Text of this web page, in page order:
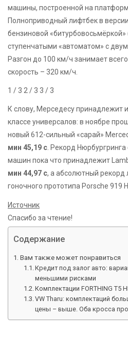
машины, построенной на
Полноприводный лифтбек в
бензиновой «битурбовосьмёркой»
ступенчатыми «автоматом» с
Разгон до 100 км/ч занимает
скорость – 320 км/ч.
1 / 3 2/ 3 3 / 3
К слову, Мерседесу принадлежит
классе универсалов: в ноябре
новый 612-сильный «сарай»
мин 45,19 с. Рекорд
машин пока что принадлежит
мин 44,97 с, а абсолютный рекорд
гоночного прототипа Porsche 919
Источник
Спасибо за чтение!
Содержание
Вам также может понравиться
Кредит под залог авто:
меньшими рисками
Комплектации FORTHING T5
VW Tharu: комплектаций
цены – выше. Оба кросса